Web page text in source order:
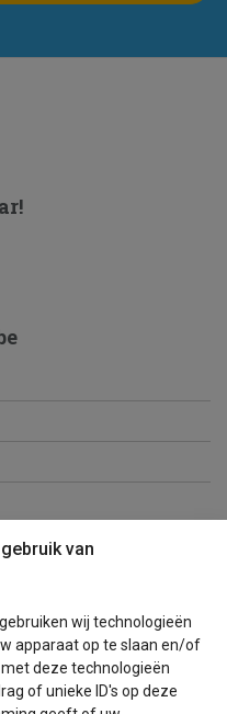
van
wij technologieën
apparaat op te slaan en/of
deze technologieën
of unieke ID's op deze